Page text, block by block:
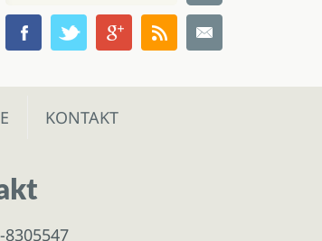
KONTAKT
8305547